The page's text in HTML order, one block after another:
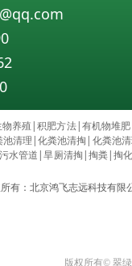
养殖 |积肥方法|有机物堆肥
池清理 |化粪池清掏 | 化粪池
水管道 |旱厕清掏 |掏粪|掏
所有：北京鸿飞志远科技有
版权所有© 翠